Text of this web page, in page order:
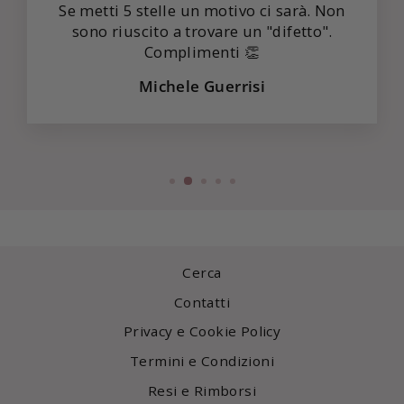
Se metti 5 stelle un motivo ci sarà. Non
sono riuscito a trovare un "difetto".
Complimenti 👏
Michele Guerrisi
Cerca
Contatti
Privacy e Cookie Policy
Termini e Condizioni
Resi e Rimborsi